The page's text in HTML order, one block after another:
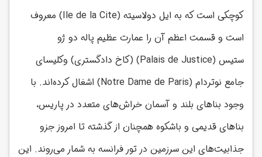
کوچکی است که به ایل دولاسیته (Ile de la Cite) معروف
است و قسمت اعظم آن را عمارت عظیم پاله دو ژو
ستیس (Palais de Justice) (کاخ دادگستری) وکلیسای
جامع نوتردام (Notre Dame de Paris) اشغال کرده‌اند. با
وجود بناهای بلند و آسمان خراش‌های متعدد در پاریس،
بناهای قدیمی و باشکوه همچنان از گذشته تا امروز جزو
جذابیت‌های این سرزمین در تور فرانسه به شمار می‌روند. این